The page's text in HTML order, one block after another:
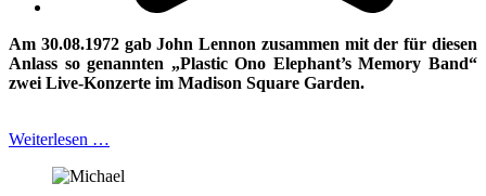
Am 30.08.1972 gab John Lennon zusammen mit der für diesen
Anlass so genannten „Plastic Ono Elephant’s Memory Band“
zwei Live-Konzerte im Madison Square Garden.
Weiterlesen …